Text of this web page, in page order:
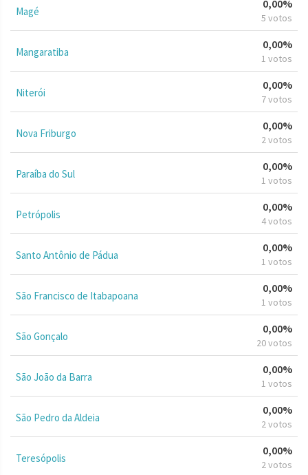
Magé
0,00%
5 votos
Mangaratiba
0,00%
1 votos
Niterói
0,00%
7 votos
Nova Friburgo
0,00%
2 votos
Paraíba do Sul
0,00%
1 votos
Petrópolis
0,00%
4 votos
Santo Antônio de Pádua
0,00%
1 votos
São Francisco de Itabapoana
0,00%
1 votos
São Gonçalo
0,00%
20 votos
São João da Barra
0,00%
1 votos
São Pedro da Aldeia
0,00%
2 votos
Teresópolis
0,00%
2 votos